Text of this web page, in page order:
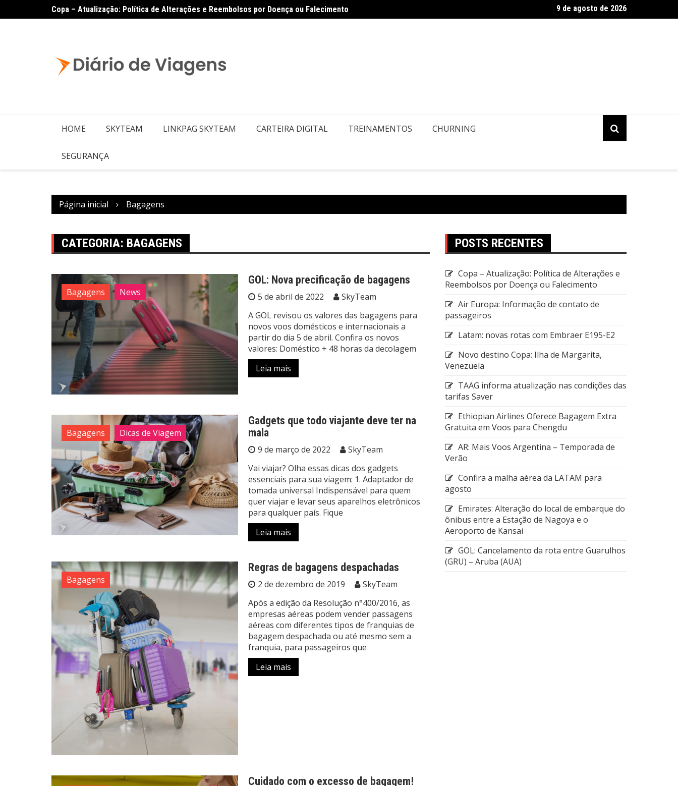
Copa – Atualização: Política de Alterações e Reembolsos por Doença ou Falecimento Air Europa: Informação de contato de passageiros
9 de agosto de 2026
HOME SKYTEAM LINKPAG SKYTEAM CARTEIRA DIGITAL TREINAMENTOS CHURNING
SEGURANÇA
Página inicial Bagagens
CATEGORIA: BAGAGENS
Bagagens News
GOL: Nova precificação de bagagens
5 de abril de 2022
SkyTeam
A GOL revisou os valores das bagagens para
novos voos domésticos e internacionais a
partir do dia 5 de abril. Confira os novos
valores: Doméstico + 48 horas da decolagem
Leia mais
Bagagens Dicas de Viagem
Gadgets que todo viajante deve ter na
mala
9 de março de 2022
SkyTeam
Vai viajar? Olha essas dicas dos gadgets
essenciais para sua viagem: 1. Adaptador de
tomada universal Indispensável para quem
quer viajar e levar seus aparelhos eletrônicos
para qualquer país. Fique
Leia mais
Bagagens
Regras de bagagens despachadas
2 de dezembro de 2019
SkyTeam
Após a edição da Resolução n°400/2016, as
empresas aéreas podem vender passagens
aéreas com diferentes tipos de franquias de
bagagem despachada ou até mesmo sem a
franquia, para passageiros que
Leia mais
Cuidado com o excesso de bagagem!
POSTS RECENTES
Copa – Atualização: Política de Alterações e
Reembolsos por Doença ou Falecimento
Air Europa: Informação de contato de
passageiros
Latam: novas rotas com Embraer E195-E2
Novo destino Copa: Ilha de Margarita,
Venezuela
TAAG informa atualização nas condições das
tarifas Saver
Ethiopian Airlines Oferece Bagagem Extra
Gratuita em Voos para Chengdu
AR: Mais Voos Argentina – Temporada de
Verão
Confira a malha aérea da LATAM para
agosto
Emirates: Alteração do local de embarque do
ônibus entre a Estação de Nagoya e o
Aeroporto de Kansai
GOL: Cancelamento da rota entre Guarulhos
(GRU) – Aruba (AUA)